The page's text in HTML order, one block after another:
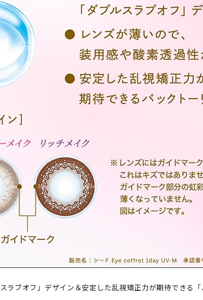
ラブオフ」デザイン＆安定した乱視矯正力が期待できる